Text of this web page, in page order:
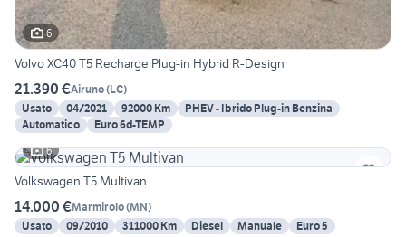
6
Volvo XC40 T5 Recharge Plug-in Hybrid R-Design
21.390 €Airuno(LC)
Usato
04/2021 92000 Km
PHEV - Ibrido Plug-in Benzina
Automatico
Euro 6d-TEMP
6
Volkswagen T5 Multivan
14.000 €Marmirolo(MN)
Usato
09/2010 311000 Km Diesel Manuale Euro 5